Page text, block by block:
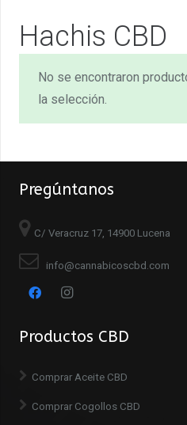
Hachis CBD
No se encontraron
la selección.
Pregúntanos
C/ Veracruz 17, 14900 Lucena
info@cannabicoscbd.com
Productos CBD
Comprar Aceite CBD
Comprar Cogollos CBD